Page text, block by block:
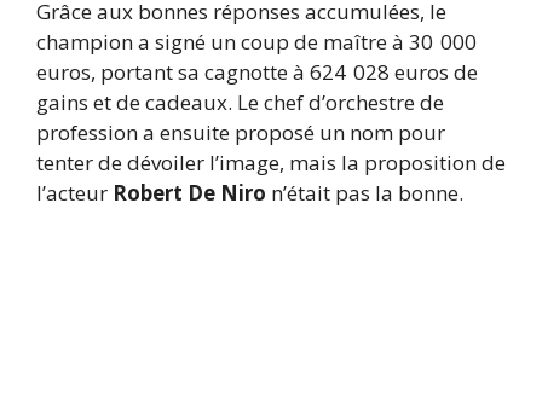
Grâce aux bonnes réponses accumulées, le
champion a signé un coup de maître à 30 000
euros, portant sa cagnotte à 624 028 euros de
gains et de cadeaux. Le chef d’orchestre de
profession a ensuite proposé un nom pour
tenter de dévoiler l’image, mais la proposition de
l’acteur Robert De Niro n’était pas la bonne.